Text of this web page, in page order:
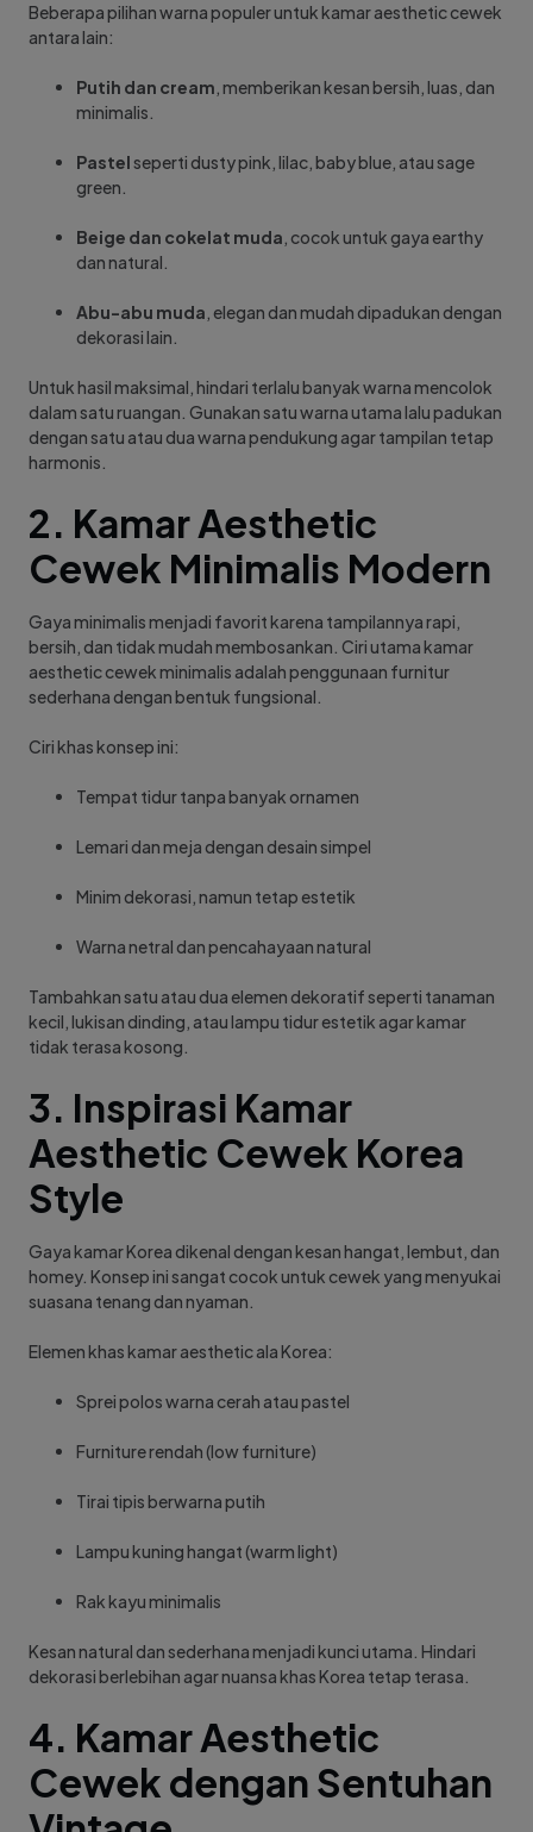
Beberapa pilihan warna populer untuk kamar aesthetic cewek
antara lain:
Putih dan cream, memberikan kesan bersih, luas, dan
minimalis.
Pastelseperti dusty pink, lilac, baby blue, atau sage
green.
Beige dan cokelat muda, cocok untuk gaya earthy
dan natural.
Abu-abu muda, elegan dan mudah dipadukan dengan
dekorasi lain.
Untuk hasil maksimal, hindari terlalu banyak warna mencolok
dalam satu ruangan. Gunakan satu warna utama lalu padukan
dengan satu atau dua warna pendukung agar tampilan tetap
harmonis.
2. Kamar Aesthetic
Cewek Minimalis Modern
Gaya minimalis menjadi favorit karena tampilannya rapi,
bersih, dan tidak mudah membosankan. Ciri utama kamar
aesthetic cewek minimalis adalah penggunaan furnitur
sederhana dengan bentuk fungsional.
Ciri khas konsep ini:
Tempat tidur tanpa banyak ornamen
Lemari dan meja dengan desain simpel
Minim dekorasi, namun tetap estetik
Warna netral dan pencahayaan natural
Tambahkan satu atau dua elemen dekoratif seperti tanaman
kecil, lukisan dinding, atau lampu tidur estetik agar kamar
tidak terasa kosong.
3. Inspirasi Kamar
Aesthetic Cewek Korea
Style
Gaya kamar Korea dikenal dengan kesan hangat, lembut, dan
homey. Konsep ini sangat cocok untuk cewek yang menyukai
suasana tenang dan nyaman.
Elemen khas kamar aesthetic ala Korea:
Sprei polos warna cerah atau pastel
Furniture rendah (low furniture)
Tirai tipis berwarna putih
Lampu kuning hangat (warm light)
Rak kayu minimalis
Kesan natural dan sederhana menjadi kunci utama. Hindari
dekorasi berlebihan agar nuansa khas Korea tetap terasa.
4. Kamar Aesthetic
Cewek dengan Sentuhan